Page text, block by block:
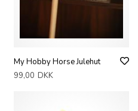
My Hobby Horse Julehut
99,00 DKK